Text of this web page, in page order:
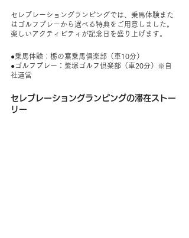
セレブレーショングランピングでは、乗馬体験また
はゴルフプレーから選べる特典をご用意しました。
楽しいアクティビティが記念日を盛り上げます。
●乗馬体験：栃の葉乗馬倶楽部（車10分）
●ゴルフプレー：紫塚ゴルフ倶楽部（車20分）※自
社運営
セレブレーショングランピングの滞在ストー
リー